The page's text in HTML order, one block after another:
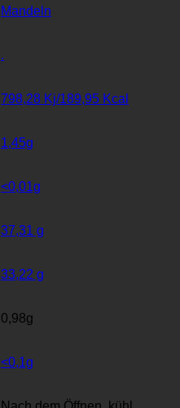
Mandeln
.
798,28 Kj/189,95 Kcal
1,45g
<0,01g
37,31 g
33,22 g
0,98g
<0,1g